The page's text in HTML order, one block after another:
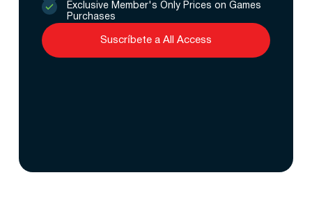
Exclusive Member's Only Prices on Games
Purchases
Suscríbete a All Access